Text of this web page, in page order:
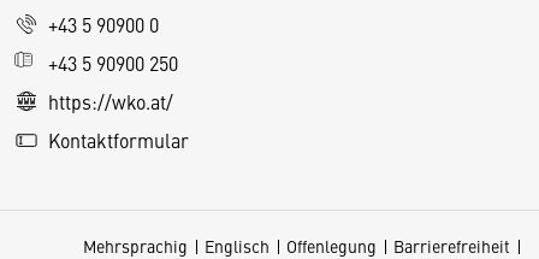
+43 5 90900 0
+43 5 90900 250
https://wko.at/
Kontaktformular
Mehrsprachig Englisch Offenlegung Barrierefreiheit
s
e
S
e